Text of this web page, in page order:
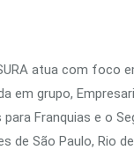
atua com foco
em grupo,
para Franquias e o
de São Paulo, Rio